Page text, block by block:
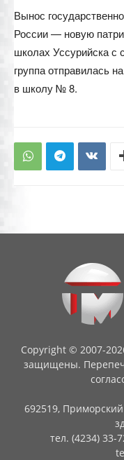
Вынос
России — новую
школах Уссурийска с
группа отправилась
в школу № 8.
Copyright © 2007-
защищены.
692519, Приморский
тел. (4234) 33-